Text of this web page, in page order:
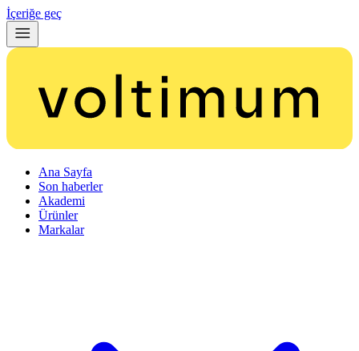
İçeriğe geç
Ana Sayfa
Son haberler
Akademi
Ürünler
Markalar